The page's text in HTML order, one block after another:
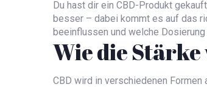
Du hast dir ein CBD-Produkt
besser – dabei kommt es auf das
beeinflussen und welche
Wie die
CBD wird in verschiedenen